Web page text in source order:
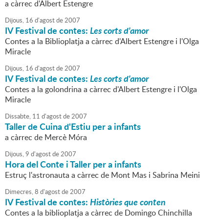
a càrrec d'Albert Estengre
Dijous, 16 d'agostde2007
IV Festival de contes:Les corts d'amor
Contes a la Biblioplatja a càrrec d'Albert Estengre i l'Olga
Miracle
Dijous, 16 d'agostde2007
IV Festival de contes:Les corts d'amor
Contes a la golondrina a càrrec d'Albert Estengre i l'Olga
Miracle
Dissabte, 11 d'agostde2007
Taller de Cuina d'Estiu per a infants
a càrrec de Mercè Móra
Dijous,9 d'agostde2007
Hora del Conte i Taller per a infants
Estruç l'astronauta a càrrec de Mont Mas i Sabrina Meini
Dimecres,8 d'agostde2007
IV Festival de contes:Històries que conten
Contes a la biblioplatja a càrrec de Domingo Chinchilla